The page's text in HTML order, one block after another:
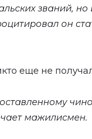
званий,
он
еще не
мажилисмен.